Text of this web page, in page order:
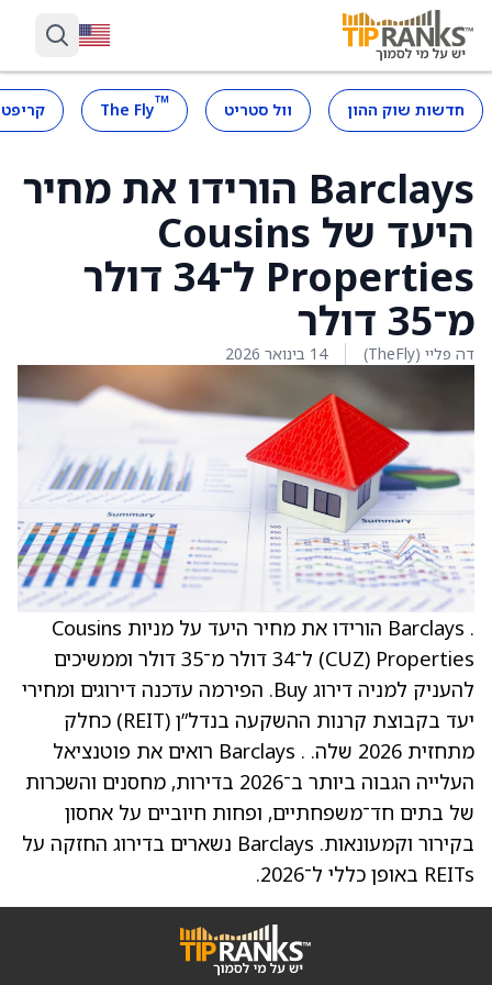
חדשות שוק ההון וול סטריט ™
The Fly
Barclays הורידו את מחיר
היעד של Cousins
Properties ל־34 דולר
מ־35 דולר
דה פליי (TheFly) 14 בינואר 2026
. Barclays הורידו את מחיר היעד על מניות Cousins
Properties ‏(CUZ) ל־34 דולר מ־35 דולר וממשיכים
להעניק למניה דירוג Buy. הפירמה עדכנה דירוגים ומחירי
יעד בקבוצת קרנות ההשקעה בנדל”ן (REIT) כחלק
מתחזית 2026 שלה. . Barclays רואים את פוטנציאל
העלייה הגבוה ביותר ב־2026 בדירות, מחסנים והשכרות
של בתים חד־משפחתיים, ופחות חיוביים על אחסון
בקירור וקמעונאות. Barclays נשארים בדירוג החזקה על
REITs באופן כללי ל־2026.